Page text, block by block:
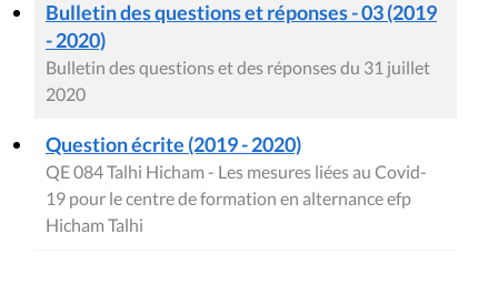
Bulletin des questions et réponses - 03 (2019
- 2020)
Bulletin des questions et des réponses du 31 juillet
2020
Question écrite (2019 - 2020)
QE 084 Talhi Hicham - Les mesures liées au Covid-
19 pour le centre de formation en alternance efp
Hicham Talhi